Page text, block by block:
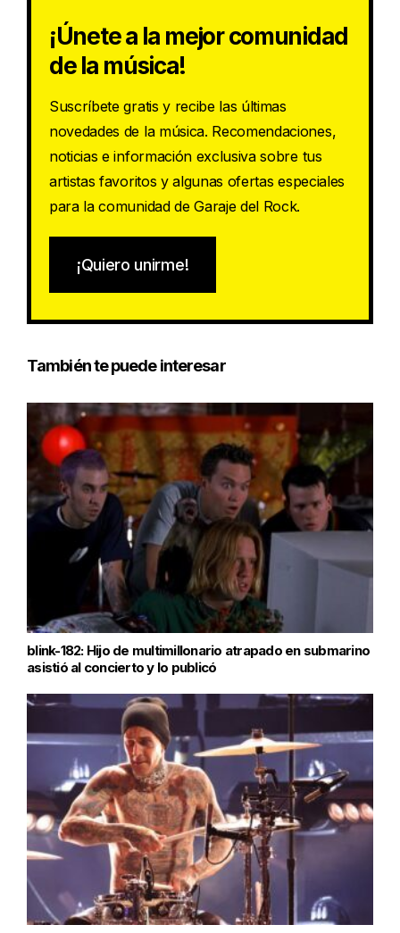
¡Únete a la mejor comunidad
de la música!
Suscríbete gratis y recibe las últimas
novedades de la música. Recomendaciones,
noticias e información exclusiva sobre tus
artistas favoritos y algunas ofertas especiales
para la comunidad de Garaje del Rock.
¡Quiero unirme!
También te puede interesar
blink-182: Hijo de multimillonario atrapado en submarino
asistió al concierto y lo publicó